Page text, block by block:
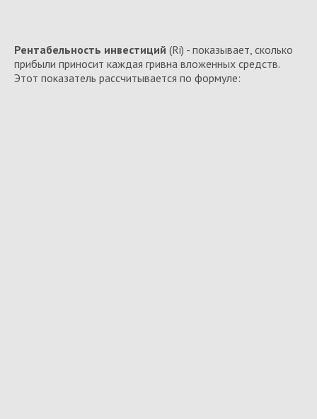
Рентабельность инвестиций (Ri) - показывает, сколько
прибыли приносит каждая гривна вложенных средств.
Этот показатель рассчитывается по формуле: